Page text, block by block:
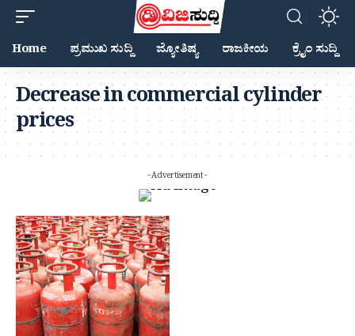
Home ಪ್ರಮುಖ ಸುದ್ದಿ ಜ್ಯೋತಿಷ್ಯ ರಾಜಕೀಯ ಕ್ರೈಂ ಸುದ್ದಿ
Decrease in commercial cylinder
prices
- Advertisement -